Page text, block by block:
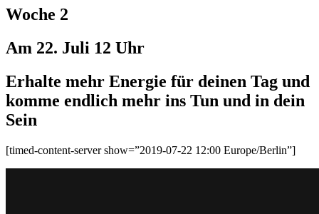
Woche 2
Am 22. Juli 12 Uhr
Erhalte mehr Energie für deinen Tag und
komme endlich mehr ins Tun und in dein
Sein
[timed-content-server show=”2019-07-22 12:00 Europe/Berlin”]